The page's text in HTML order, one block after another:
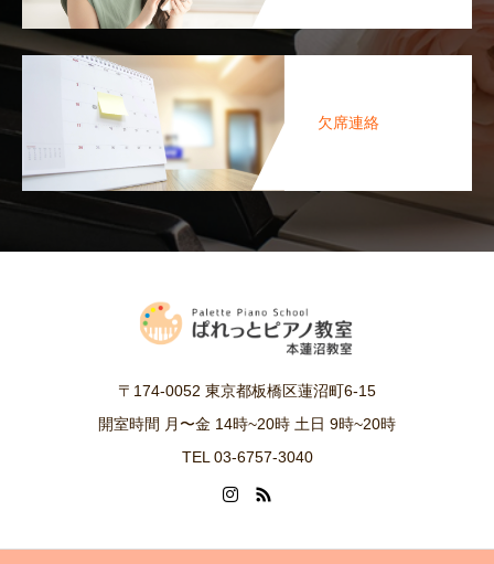
欠席連絡
〒174-0052 東京都板橋区蓮沼町6-15
開室時間 月〜金 14時~20時 土日 9時~20時
TEL 03-6757-3040